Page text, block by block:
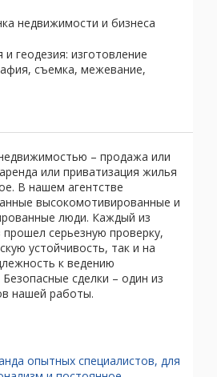
недвижимости и бизнеса
геодезия: изготовление
съемка, межевание,
– продажа или
или приватизация жилья
В нашем агентстве
высокомотивированные и
люди. Каждый из
серьезную проверку,
устойчивость, так и на
к ведению
сделки – один из
нашей работы.
опытных специалистов, для